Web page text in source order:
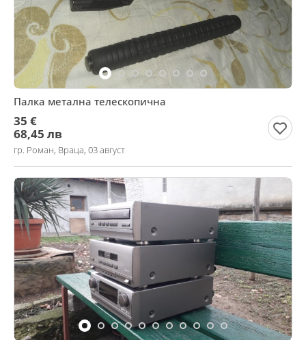
Палка метална телескопична
35 €
68,45 лв
гр. Роман, Враца, 03 август